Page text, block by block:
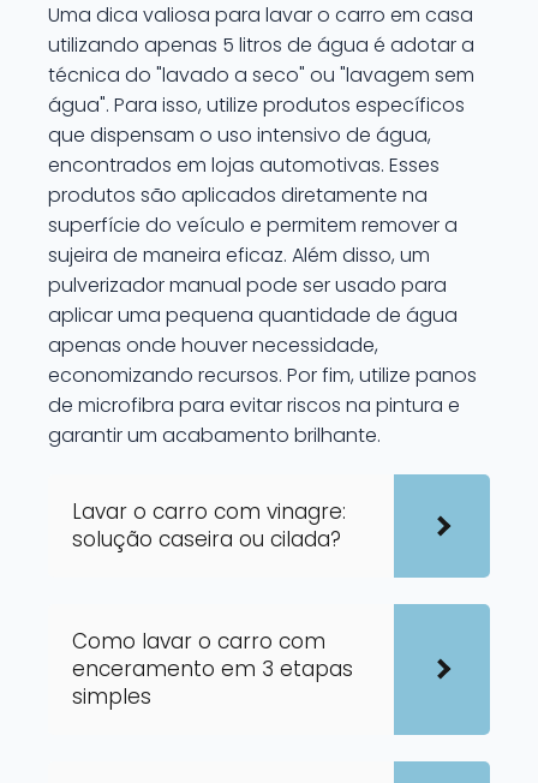
Uma dica valiosa para lavar o carro em casa
utilizando apenas 5 litros de água é adotar a
técnica do "lavado a seco" ou "lavagem sem
água". Para isso, utilize produtos específicos
que dispensam o uso intensivo de água,
encontrados em lojas automotivas. Esses
produtos são aplicados diretamente na
superfície do veículo e permitem remover a
sujeira de maneira eficaz. Além disso, um
pulverizador manual pode ser usado para
aplicar uma pequena quantidade de água
apenas onde houver necessidade,
economizando recursos. Por fim, utilize panos
de microfibra para evitar riscos na pintura e
garantir um acabamento brilhante.
Lavar o carro com vinagre:
solução caseira ou cilada?
Como lavar o carro com
enceramento em 3 etapas
simples